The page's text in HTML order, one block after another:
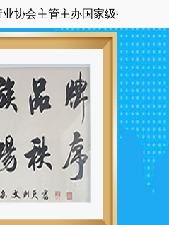
管主办国家级中央在京科技